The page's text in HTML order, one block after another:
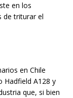
en los
de triturar el
en Chile
Hadfield A128 y
que, si bien